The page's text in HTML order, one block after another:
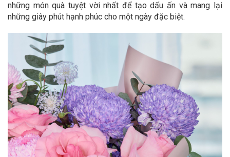
những món quà tuyệt vời nhất để tạo dấu ấn và mang lại
những giây phút hạnh phúc cho một ngày đặc biệt.